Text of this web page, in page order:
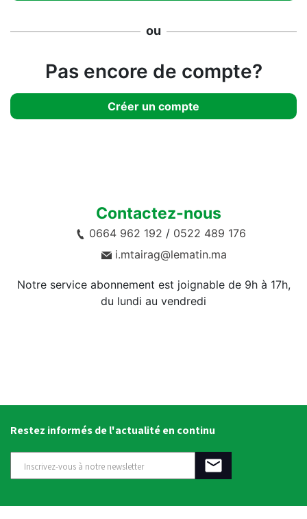
ou
Pas encore de compte?
Créer un compte
Contactez-nous
0664 962 192 / 0522 489 176
i.mtairag@lematin.ma
Notre service abonnement est joignable de 9h à 17h,
du lundi au vendredi
Restez informés de l'actualité en continu